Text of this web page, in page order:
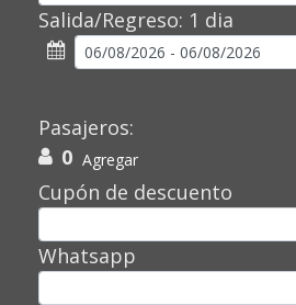
Salida/Regreso: 1 dia
Pasajeros:
0 Agregar
Cupón de descuento
Whatsapp